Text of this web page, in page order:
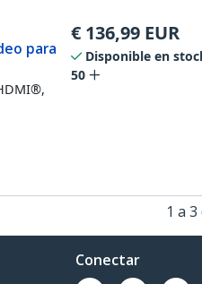
para
€ 136,99 EUR
Disponible en
50
1 a
Conectar